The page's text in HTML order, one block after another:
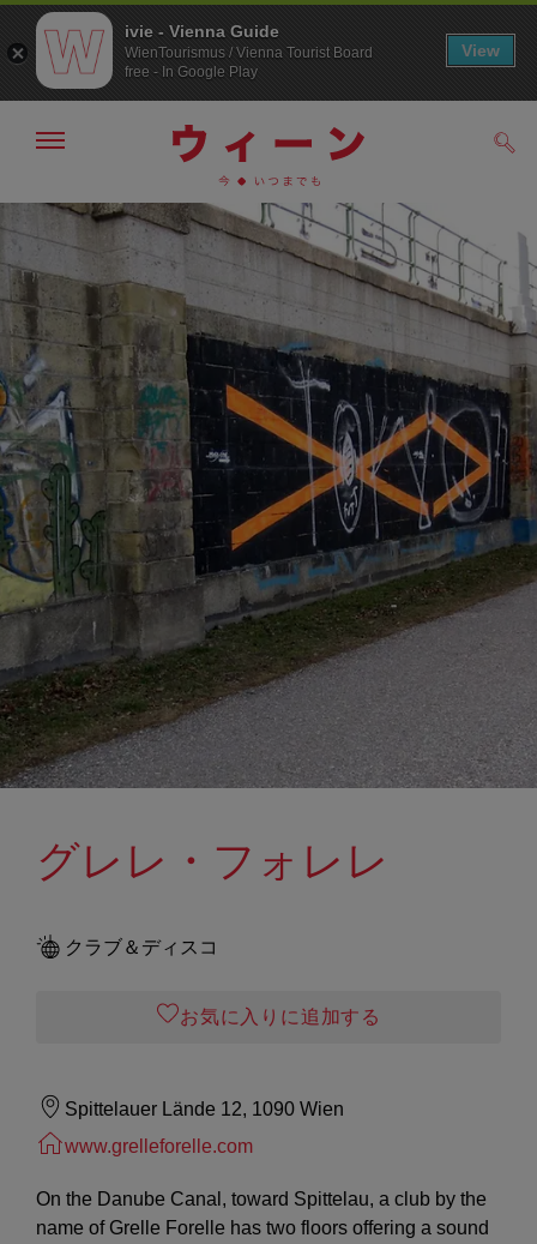
ニ
ー
へ
の
ー
ジ
の
ト
ッ
プ
へ
メ
ー
の
示・
非
示
グレレ・フォレレ
クラブ＆ディスコ
お気に入りに追加する
Spittelauer Lände 12, 1090 Wien
www.grelleforelle.com
On the Danube Canal, toward Spittelau, a club by the
name of Grelle Forelle has two floors offering a sound
ivie - Vienna Guide
WienTourismus / Vienna Tourist Board
free - In Google Play
View